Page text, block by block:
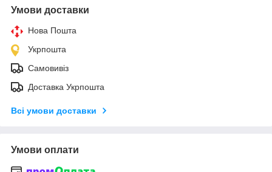
Умови доставки
Нова Пошта
Укрпошта
Самовивіз
Доставка Укрпошта
Всі умови доставки
Умови оплати